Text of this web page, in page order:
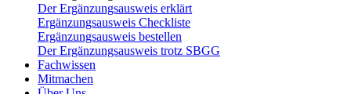
Der Ergänzungsausweis erklärt
Ergänzungsausweis Checkliste
Ergänzungsausweis bestellen
Der Ergänzungsausweis trotz SBGG
Fachwissen
Mitmachen